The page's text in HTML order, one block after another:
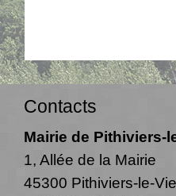
Contacts
Mairie de Pithiviers-
1, Allée de la Mairie
45300 Pithiviers-le-